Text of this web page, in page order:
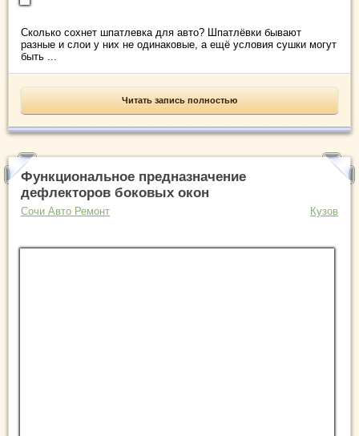
Сколько сохнет шпатлевка для авто? Шпатлёвки бывают
разные и слои у них не одинаковые, а ещё условия сушки могут
быть ...
Читать запись полностью
Функциональное предназначение
дефлекторов боковых окон
Сочи Авто Ремонт Кузов